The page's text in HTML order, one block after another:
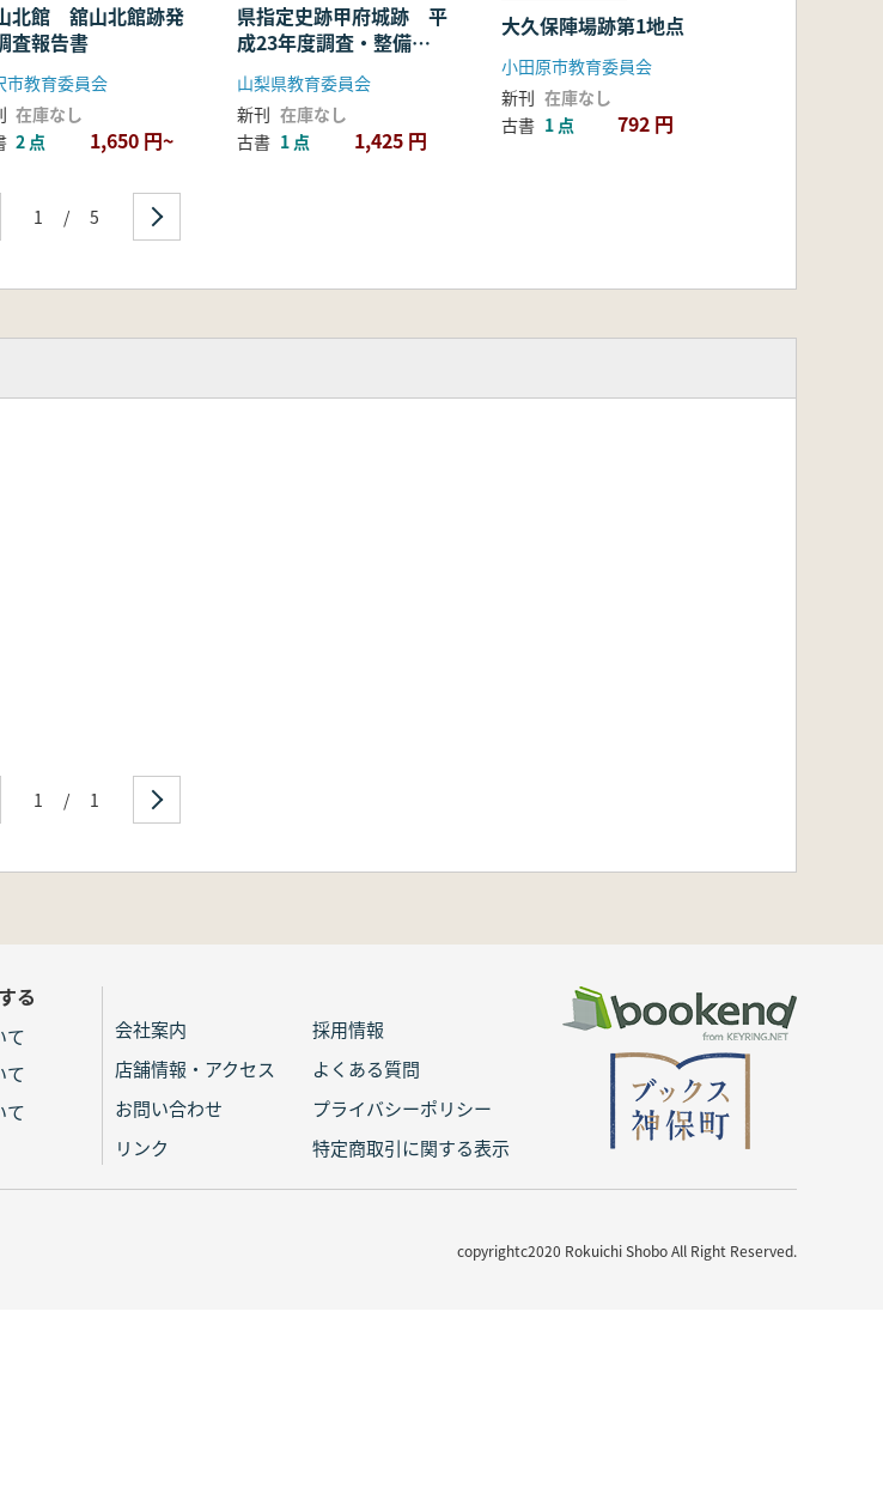
北館 舘山北館跡発
査報告書
市教育委員会
在庫なし
2 点 1,650 円~
県指定史跡甲府城跡 平
成23年度調査・整備報
告書
山梨県教育委員会
新刊 在庫なし
古書 1 点 1,425 円
大久保陣場跡第1地点
小田原市教育委員会
新刊 在庫なし
古書 1 点 792 円
1 / 5
1 / 1
る
て
て
て
会社案内
採用情報
店舗情報・アクセス
よくある質問
お問い合わせ
プライバシーポリシー
リンク
特定商取引に関する表示
copyrightc2020 Rokuichi Shobo All Right Reserved.